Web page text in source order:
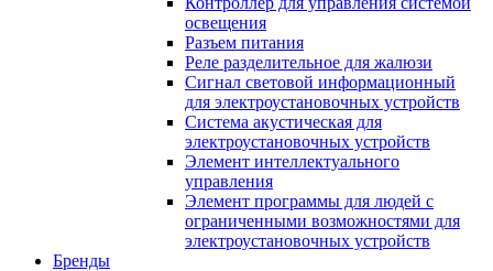
освещения
Разъем питания
Реле разделительное для жалюзи
Сигнал световой информационный
для электроустановочных устройств
Система акустическая для
электроустановочных устройств
Элемент интеллектуального
управления
Элемент программы для людей с
ограниченными возможностями для
электроустановочных устройств
Бренды